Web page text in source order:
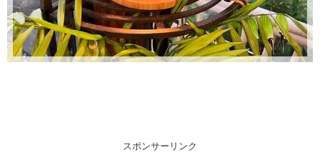
スポンサーリンク